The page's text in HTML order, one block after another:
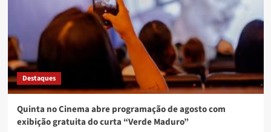
Destaques
Quinta no Cinema abre programação de agosto com
exibição gratuita do curta “Verde Maduro”